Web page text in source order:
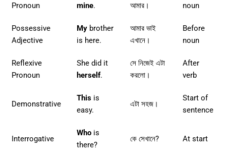
Pronoun
mine.
আমার।
noun
Possessive
Adjective
My brother
is here.
আমার ভাই
এখানে।
Before
noun
Reflexive
Pronoun
She did it
herself.
সে নিজেই এটা
করলো।
After
verb
Demonstrative
This is
easy.
এটা সহজ।
Start of
sentence
Interrogative
Who is
there?
কে সেখানে? At start